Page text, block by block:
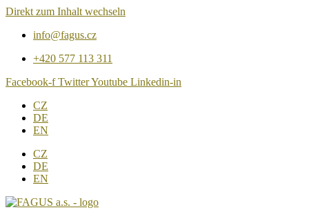
Direkt zum Inhalt wechseln
info@fagus.cz
+420 577 113 311
Facebook-f TwitterYoutube Linkedin-in
CZ
DE
EN
CZ
DE
EN